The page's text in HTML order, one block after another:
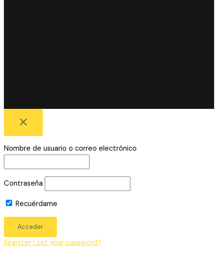
Nombre de usuario o correo electrónico
Contraseña
Recuérdame
Register Lost your password?